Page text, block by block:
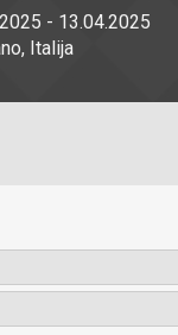
- 13.04.2025
Italija